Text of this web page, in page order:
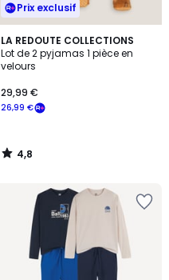
Prix exclusif
LA REDOUTE COLLECTIONS
Lot de 2 pyjamas 1 pièce en
velours
26,99 €
29,99 €
4,8
/ 5
4,8
/